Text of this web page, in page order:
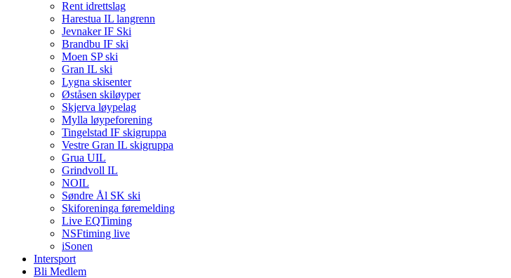
Rent idrettslag
Harestua IL langrenn
Jevnaker IF Ski
Brandbu IF ski
Moen SP ski
Gran IL ski
Lygna skisenter
Øståsen skiløyper
Skjerva løypelag
Mylla løypeforening
Tingelstad IF skigruppa
Vestre Gran IL skigruppa
Grua UIL
Grindvoll IL
NOIL
Søndre Ål SK ski
Skiforeninga føremelding
Live EQTiming
NSFtiming live
iSonen
Intersport
Bli Medlem